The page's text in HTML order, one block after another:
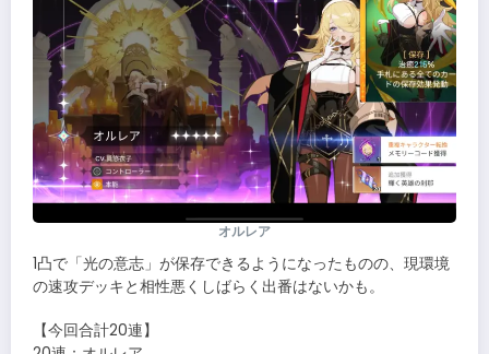
オルレア
1凸で「光の意志」が保存できるようになったものの、現環境
の速攻デッキと相性悪くしばらく出番はないかも。
【今回合計20連】